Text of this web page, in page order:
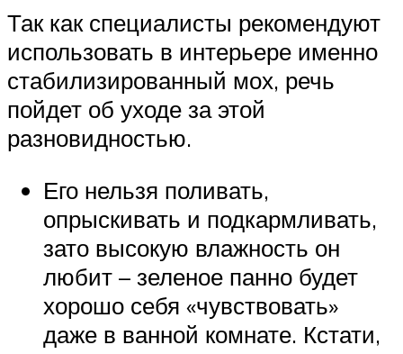
Так как специалисты рекомендуют
использовать в интерьере именно
стабилизированный мох, речь
пойдет об уходе за этой
разновидностью.
Его нельзя поливать,
опрыскивать и подкармливать,
зато высокую влажность он
любит – зеленое панно будет
хорошо себя «чувствовать»
даже в ванной комнате. Кстати,